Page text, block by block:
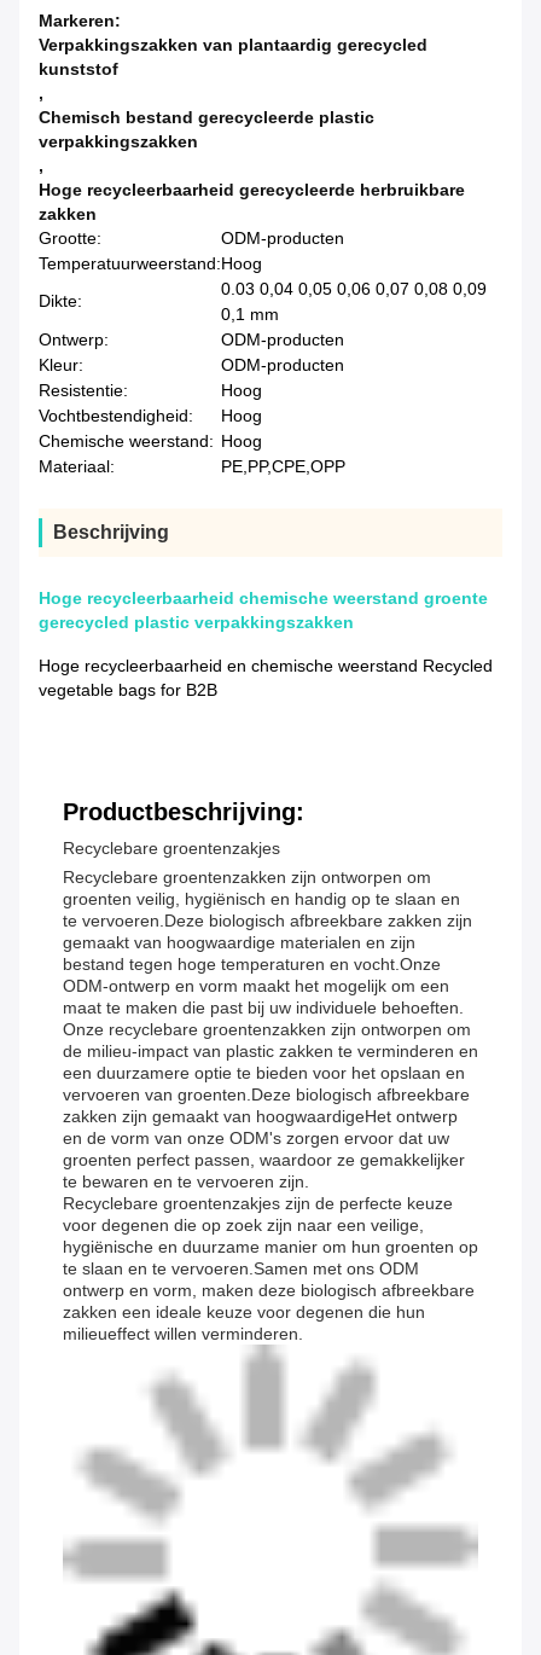
Markeren:
Verpakkingszakken van plantaardig gerecycled
kunststof
,
Chemisch bestand gerecycleerde plastic
verpakkingszakken
,
Hoge recycleerbaarheid gerecycleerde herbruikbare
zakken
Grootte:
ODM-producten
Temperatuurweerstand:Hoog
Dikte:
0.03 0,04 0,05 0,06 0,07 0,08 0,09
0,1 mm
Ontwerp:
ODM-producten
Kleur:
ODM-producten
Resistentie:
Hoog
Vochtbestendigheid:
Hoog
Chemische weerstand: Hoog
Materiaal:
PE,PP,CPE,OPP
Beschrijving
Hoge recycleerbaarheid chemische weerstand groente
gerecycled plastic verpakkingszakken
Hoge recycleerbaarheid en chemische weerstand Recycled
vegetable bags for B2B
Productbeschrijving:
Recyclebare groentenzakjes
Recyclebare groentenzakken zijn ontworpen om
groenten veilig, hygiënisch en handig op te slaan en
te vervoeren.Deze biologisch afbreekbare zakken zijn
gemaakt van hoogwaardige materialen en zijn
bestand tegen hoge temperaturen en vocht.Onze
ODM-ontwerp en vorm maakt het mogelijk om een
maat te maken die past bij uw individuele behoeften.
Onze recyclebare groentenzakken zijn ontworpen om
de milieu-impact van plastic zakken te verminderen en
een duurzamere optie te bieden voor het opslaan en
vervoeren van groenten.Deze biologisch afbreekbare
zakken zijn gemaakt van hoogwaardigeHet ontwerp
en de vorm van onze ODM's zorgen ervoor dat uw
groenten perfect passen, waardoor ze gemakkelijker
te bewaren en te vervoeren zijn.
Recyclebare groentenzakjes zijn de perfecte keuze
voor degenen die op zoek zijn naar een veilige,
hygiënische en duurzame manier om hun groenten op
te slaan en te vervoeren.Samen met ons ODM
ontwerp en vorm, maken deze biologisch afbreekbare
zakken een ideale keuze voor degenen die hun
milieueffect willen verminderen.